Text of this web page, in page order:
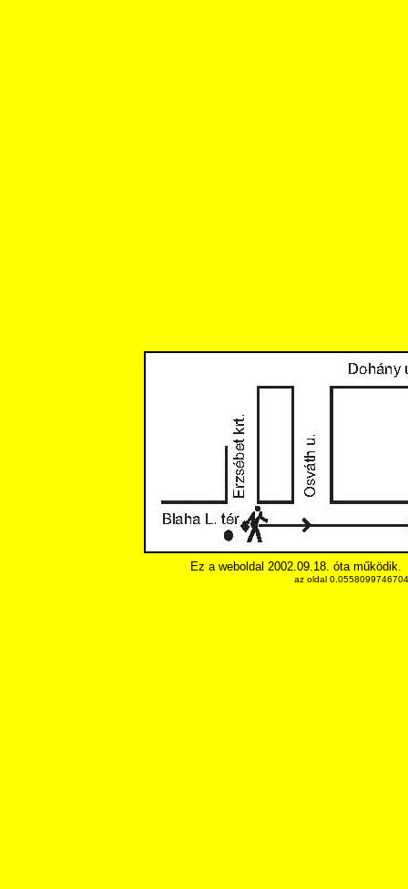
Ez a weboldal 2002.09.18. óta működik.
az oldal